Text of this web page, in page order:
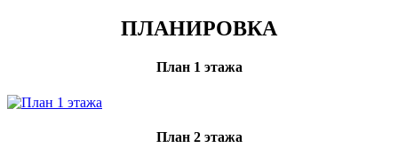
ПЛАНИРОВКА
План 1 этажа
План 2 этажа